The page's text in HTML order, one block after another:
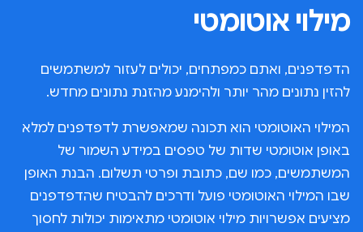
מילוי אוטומטי
הדפדפנים, ואתם כמפתחים, יכולים לעזור למשתמשים
להזין נתונים מהר יותר ולהימנע מהזנת נתונים מחדש.
המילוי האוטומטי הוא תכונה שמאפשרת לדפדפנים למלא
באופן אוטומטי שדות של טפסים במידע השמור של
המשתמשים, כמו שם, כתובת ופרטי תשלום. הבנת האופן
שבו המילוי האוטומטי פועל ודרכים להבטיח שהדפדפנים
מציעים אפשרויות מילוי אוטומטי מתאימות יכולות לחסוך